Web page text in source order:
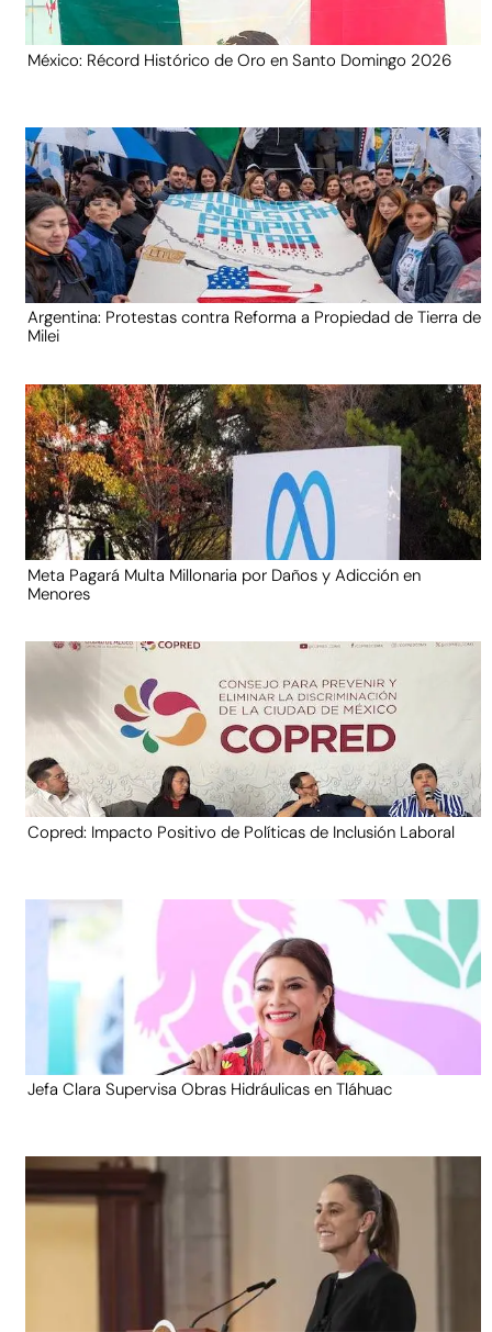
México: Récord Histórico de Oro en Santo Domingo 2026
Argentina: Protestas contra Reforma a Propiedad de Tierra de
Milei
Meta Pagará Multa Millonaria por Daños y Adicción en
Menores
Copred: Impacto Positivo de Políticas de Inclusión Laboral
Jefa Clara Supervisa Obras Hidráulicas en Tláhuac